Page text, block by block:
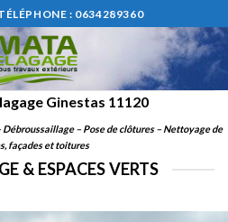
: 0634289360
Ginestas 11120
– Pose de clôtures – Nettoyage de
façades ettoitures
& ESPACES VERTS